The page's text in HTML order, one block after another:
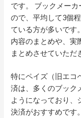
です。 ブックメー
ので、平均して3個
ている方が多いです
内容のまとめや、実
まとめさせていただ
特にペイズ（旧エコ
済は、多くのブック
ようになっており、
決済がおすすめです